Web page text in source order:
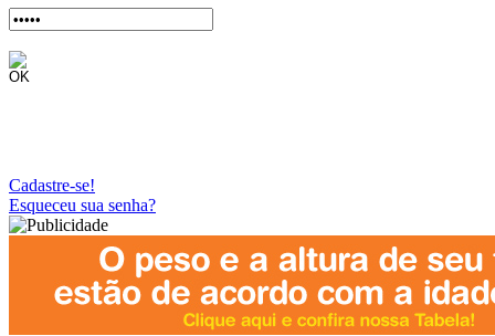
Cadastre-se!
Esqueceu sua senha?